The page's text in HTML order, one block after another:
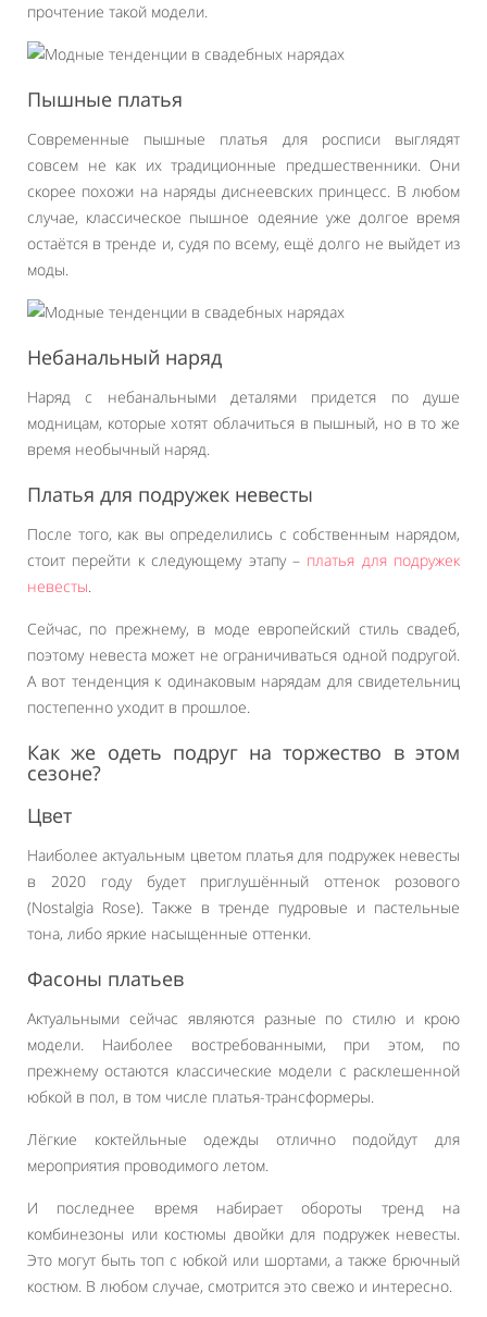
прочтение такой модели.
Пышные платья
Современные пышные платья для росписи выглядят
совсем не как их традиционные предшественники. Они
скорее похожи на наряды диснеевских принцесс. В любом
случае, классическое пышное одеяние уже долгое время
остаётся в тренде и, судя по всему, ещё долго не выйдет из
моды.
Небанальный наряд
Наряд с небанальными деталями придется по душе
модницам, которые хотят облачиться в пышный, но в то же
время необычный наряд.
Платья для подружек невесты
После того, как вы определились с собственным нарядом,
стоит перейти к следующему этапу – платья для подружек
невесты.
Сейчас, по прежнему, в моде европейский стиль свадеб,
поэтому невеста может не ограничиваться одной подругой.
А вот тенденция к одинаковым нарядам для свидетельниц
постепенно уходит в прошлое.
Как же одеть подруг на торжество в этом
сезоне?
Цвет
Наиболее актуальным цветом платья для подружек невесты
в 2020 году будет приглушённый оттенок розового
(Nostalgia Rose). Также в тренде пудровые и пастельные
тона, либо яркие насыщенные оттенки.
Фасоны платьев
Актуальными сейчас являются разные по стилю и крою
модели. Наиболее востребованными, при этом, по
прежнему остаются классические модели с расклешенной
юбкой в пол, в том числе платья-трансформеры.
Лёгкие коктейльные одежды отлично подойдут для
мероприятия проводимого летом.
И последнее время набирает обороты тренд на
комбинезоны или костюмы двойки для подружек невесты.
Это могут быть топ с юбкой или шортами, а также брючный
костюм. В любом случае, смотрится это свежо и интересно.